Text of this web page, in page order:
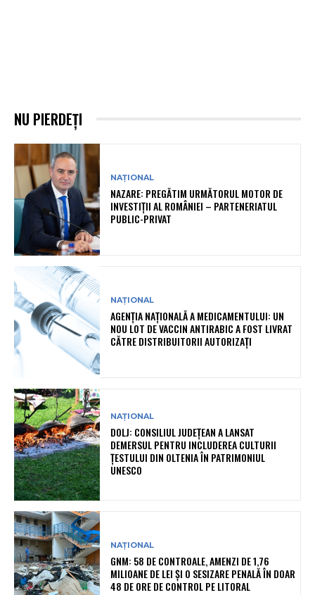
NU PIERDEȚI
NAȚIONAL
NAZARE: PREGĂTIM URMĂTORUL MOTOR DE
INVESTIȚII AL ROMÂNIEI – PARTENERIATUL
PUBLIC-PRIVAT
NAȚIONAL
AGENȚIA NAȚIONALĂ A MEDICAMENTULUI: UN
NOU LOT DE VACCIN ANTIRABIC A FOST LIVRAT
CĂTRE DISTRIBUITORII AUTORIZAȚI
NAȚIONAL
DOLJ: CONSILIUL JUDEȚEAN A LANSAT
DEMERSUL PENTRU INCLUDEREA CULTURII
ȚESTULUI DIN OLTENIA ÎN PATRIMONIUL
UNESCO
NAȚIONAL
GNM: 58 DE CONTROALE, AMENZI DE 1,76
MILIOANE DE LEI ȘI O SESIZARE PENALĂ ÎN DOAR
48 DE ORE DE CONTROL PE LITORAL